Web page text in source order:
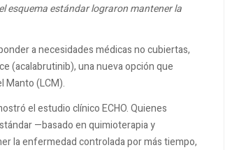
esquema estándar lograron mantener la
a necesidades médicas no cubiertas,
(acalabrutinib), una nueva opción que
Manto (LCM).
el estudio clínico ECHO. Quienes
—basado en quimioterapia y
la enfermedad controlada por más tiempo,